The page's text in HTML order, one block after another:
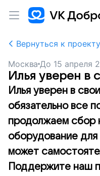
Вернуться к проекту
Москва До 15 апреля
Илья уверен в
Илья уверен в
обязательно все
продолжаем сбор
оборудование для
может
Поддержите наш